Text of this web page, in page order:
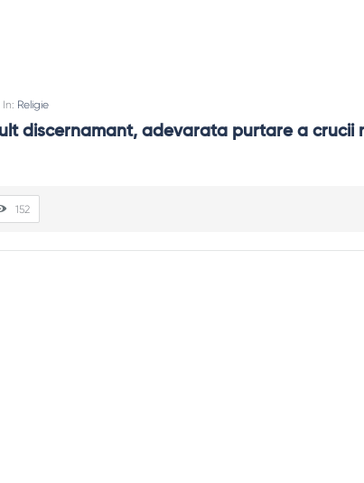
In: Religie
discernamant, adevarata purtare a crucii
152